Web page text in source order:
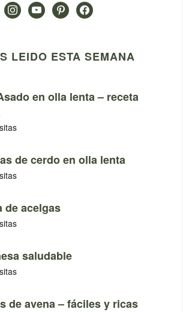
instagramyoutubepinterestfacebook
LEIDO ESTA SEMANA
en olla lenta – receta
de cerdo en olla lenta
de acelgas
saludable
de avena – fáciles y ricas